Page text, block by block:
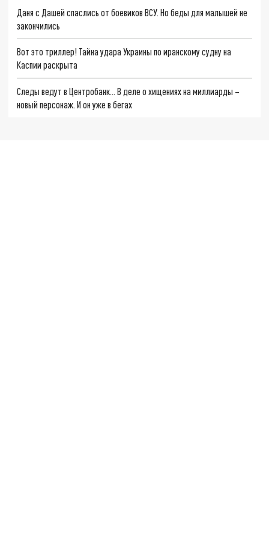
Даня с Дашей спаслись от боевиков ВСУ. Но беды для малышей не
закончились
Вот это триллер! Тайна удара Украины по иранскому судну на
Каспии раскрыта
Следы ведут в Центробанк… В деле о хищениях на миллиарды –
новый персонаж. И он уже в бегах